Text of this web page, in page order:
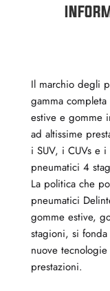
Il marchio degli
gamma
estive e gomme
ad altissime
i SUV, i CUVs e
pneumatici 4
La politica che
pneumatici
gomme estive,
stagioni, si
nuove
prestazioni.